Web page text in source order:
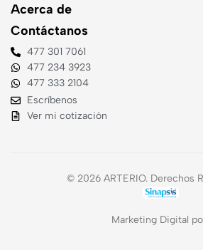
Acerca de
Contáctanos
477 301 7061
477 234 3923
477 333 2104
Escríbenos
Ver mi cotización
© 2026 ARTERIO. Derechos
Marketing Digital